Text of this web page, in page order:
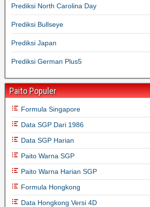
Prediksi North Carolina Day
Prediksi Bullseye
Prediksi Japan
Prediksi German Plus5
Paito Populer
Formula Singapore
Data SGP Dari 1986
Data SGP Harian
Paito Warna SGP
Paito Warna Harian SGP
Formula Hongkong
Data Hongkong Versi 4D